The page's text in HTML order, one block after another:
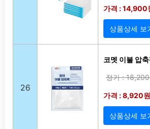
가격 : 14,900
상품상세 보
26
코멧 이불 압
정가 :
가격 : 8,920원
상품상세 보